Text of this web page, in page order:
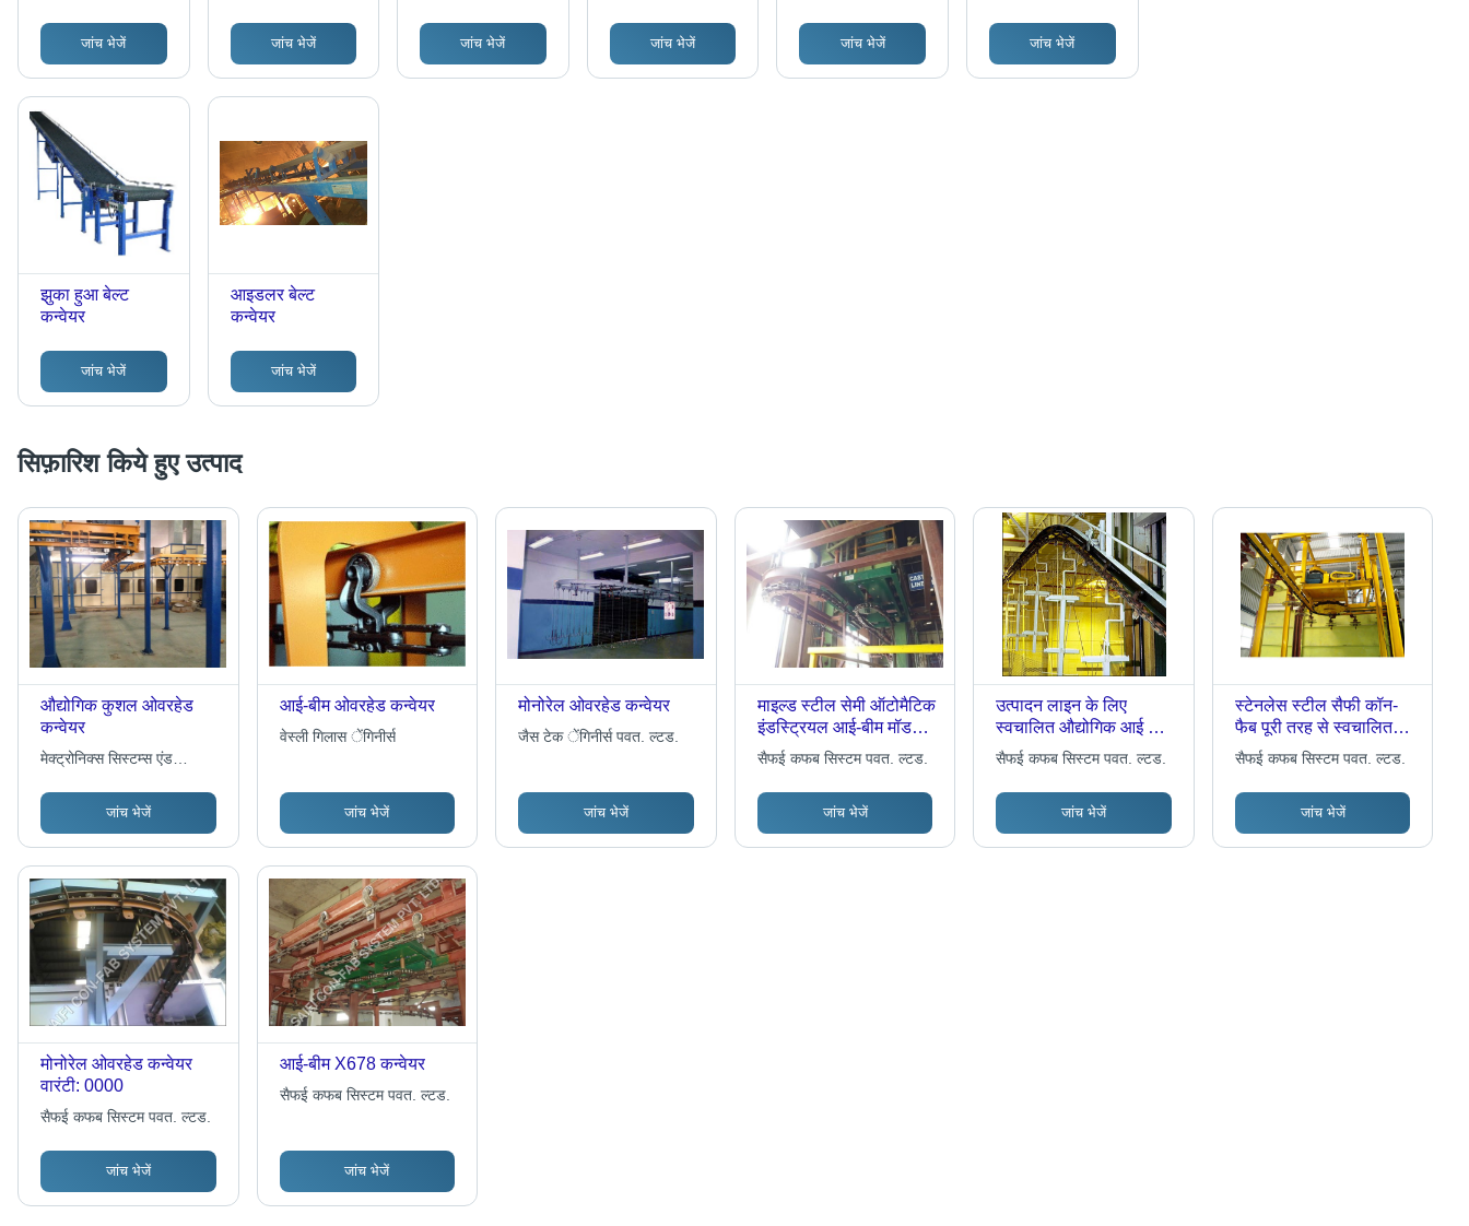
जांच भेजें जांच भेजें जांच भेजें जांच भेजें जांच भेजें जांच भेजें
झुका हुआ बेल्ट
कन्वेयर
जांच भेजें
आइडलर बेल्ट
कन्वेयर
जांच भेजें
सिफ़ारिश किये हुए उत्पाद
औद्योगिक कुशल ओवरहेड
कन्वेयर
मेक्ट्रोनिक्स सिस्टम्स एंड
जांच भेजें
आई-बीम ओवरहेड कन्वेयर
वेस्ली गिलास ेंगिनीर्स
जांच भेजें
मोनोरेल ओवरहेड कन्वेयर
जैस टेक ेंगिनीर्स पवत. ल्टड.
जांच भेजें
माइल्ड स्टील सेमी ऑटोमैटिक
इंडस्ट्रियल आई-बीम मॉडल
ओवरहेड कन्वेयर
सैफई कफब सिस्टम पवत. ल्टड.
जांच भेजें
उत्पादन लाइन के लिए
स्वचालित औद्योगिक आई बीम
ओवरहेड कन्वेयर
सैफई कफब सिस्टम पवत. ल्टड.
जांच भेजें
स्टेनलेस स्टील सैफी कॉन-
फैब पूरी तरह से स्वचालित
आई-बीम ओवरहेड टाइप
कन्वेयर
सैफई कफब सिस्टम पवत. ल्टड.
जांच भेजें
मोनोरेल ओवरहेड कन्वेयर
वारंटी: 0000
सैफई कफब सिस्टम पवत. ल्टड.
जांच भेजें
आई-बीम X678 कन्वेयर
सैफई कफब सिस्टम पवत. ल्टड.
जांच भेजें